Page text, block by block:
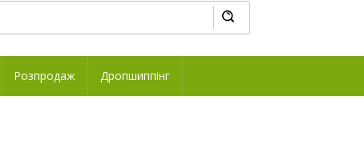
Розпродаж Дропшиппінг